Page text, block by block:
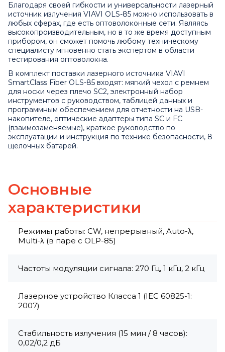
Благодаря своей гибкости и универсальности лазерный
источник излучения VIAVI OLS-85 можно использовать в
любых сферах, где есть оптоволоконные сети. Являясь
высокопроизводительным, но в то же время доступным
прибором, он сможет помочь любому техническому
специалисту мгновенно стать экспертом в области
тестирования оптоволокна.
В комплект поставки лазерного источника VIAVI
SmartClass Fiber OLS-85 входят: мягкий чехол с ремнем
для носки через плечо SC2, электронный набор
инструментов с руководством, таблицей данных и
программным обеспечением для отчетности на USB-
накопителе, оптические адаптеры типа SC и FC
(взаимозаменяемые), краткое руководство по
эксплуатации и инструкция по технике безопасности, 8
щелочных батарей.
Основные
характеристики
Режимы работы: CW, непрерывный, Auto-λ,
Multi-λ (в паре с OLP-85)
Частоты модуляции сигнала: 270 Гц, 1 кГц, 2 кГц
Лазерное устройство Класса 1 (IEC 60825-1:
2007)
Стабильность излучения (15 мин / 8 часов):
0,02/0,2 дБ